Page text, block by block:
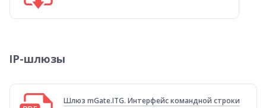
IP-шлюзы
Шлюз mGate.ITG. Интерфейс командной строки